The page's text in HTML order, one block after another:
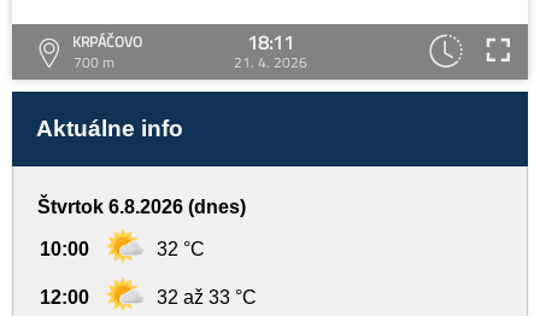
KRPÁČOVO
700 m
18:11
21. 4. 2026
Aktuálne info
Štvrtok 6.8.2026 (dnes)
10:00 32 °C
12:00 32 až 33 °C